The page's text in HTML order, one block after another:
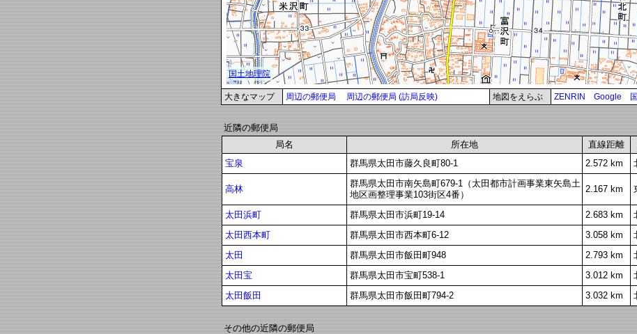
大きなマップ 周辺の郵便局 周辺の郵便局 (訪局反映) 地図をえらぶ ZENRIN Google
近隣の郵便局
局名
所在地 直線距離
宝泉
群馬県太田市藤久良町80-1 2.572 km
高林
群馬県太田市南矢島町679-1（太田都市計画事業東矢島土
地区画整理事業103街区4番）
2.167 km
太田浜町 群馬県太田市浜町19-14 2.683 km
太田西本町
群馬県太田市西本町6-12 3.058 km
太田
群馬県太田市飯田町948 2.793 km
太田宝
群馬県太田市宝町538-1 3.012 km
太田飯田
群馬県太田市飯田町794-2 3.032 km
その他の近隣の郵便局